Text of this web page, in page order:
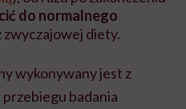
do normalnego
zwyczajowej diety.
wykonywany jest z
badania